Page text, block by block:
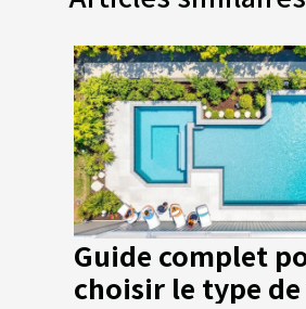
Guide complet
choisir le type